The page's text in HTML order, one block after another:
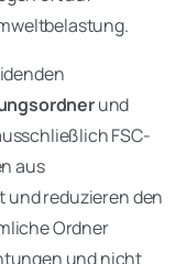
und
FSC-
aus
reduzieren den
Ordner
und nicht